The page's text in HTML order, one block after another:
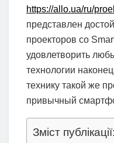
https://allo.ua/ru/
представлен
проекторов со
удовлетворить
технологии
технику такой же
привычный
Зміст публікації: